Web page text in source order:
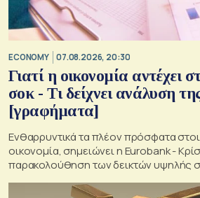
ECONOMY 07.08.2026, 20:30
Γιατί η οικονομία αντέχει
σοκ - Τι δείχνει ανάλυση
[γραφήματα]
Ενθαρρυντικά τα πλέον πρόσφατα
οικονομία, σημειώνει η Eurobank -
παρακολούθηση των δεικτών υψηλής